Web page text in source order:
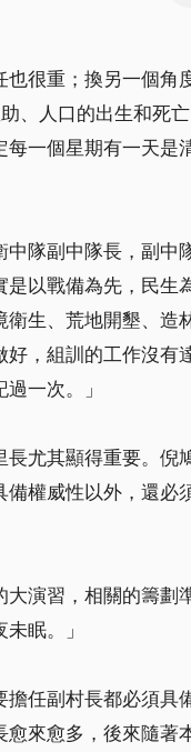
很重；換另一個角
、人口的出生和死
一個星期有一天是
隊副中隊長，副中
以戰備為先，民生
生、荒地開墾、造
，組訓的工作沒有
一次。」
尤其顯得重要。倪
權威性以外，還必
演習，相關的籌劃
眠。」
任副村長都必須具
來愈多，後來隨著